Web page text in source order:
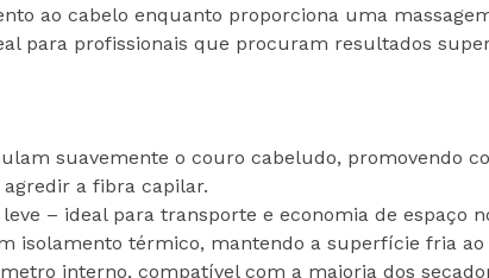
ao cabelo enquanto proporciona uma
para profissionais que procuram resultados
suavemente o couro cabeludo, promovendo
a fibra capilar.
– ideal para transporte e economia de espaço
isolamento térmico, mantendo a superfície fria
interno, compatível com a maioria dos